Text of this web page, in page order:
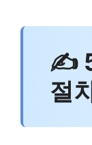
✍
절